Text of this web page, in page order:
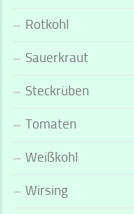
Rotkohl
Sauerkraut
Steckrüben
Tomaten
Weißkohl
Wirsing